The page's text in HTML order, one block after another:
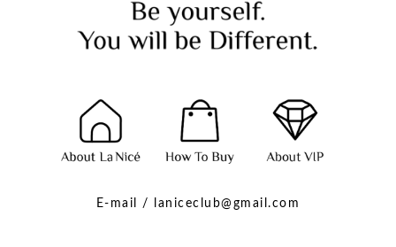
E-mail / laniceclub@gmail.com